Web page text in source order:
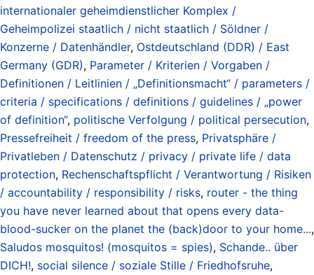
internationaler geheimdienstlicher Komplex /
Geheimpolizei staatlich / nicht staatlich / Söldner /
Konzerne / Datenhändler, Ostdeutschland (DDR) / East
Germany (GDR), Parameter / Kriterien / Vorgaben /
Definitionen / Leitlinien / „Definitionsmacht“ / parameters /
criteria / specifications / definitions / guidelines / „power
of definition“, politische Verfolgung / political persecution,
Pressefreiheit / freedom of the press, Privatsphäre /
Privatleben / Datenschutz / privacy / private life / data
protection, Rechenschaftspflicht / Verantwortung / Risiken
/ accountability / responsibility / risks, router - the thing
you have never learned about that opens every data-
blood-sucker on the planet the (back)door to your home...,
Saludos mosquitos! (mosquitos = spies), Schande.. über
DICH!, social silence / soziale Stille / Friedhofsruhe,